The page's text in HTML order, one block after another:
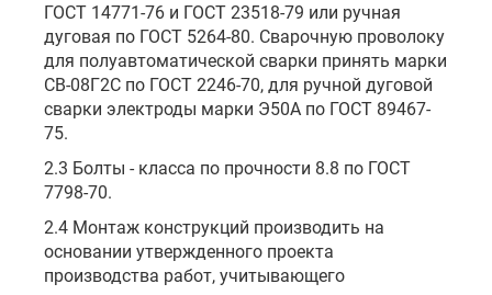
ГОСТ 14771-76 и ГОСТ 23518-79 или ручная
дуговая по ГОСТ 5264-80. Сварочную проволоку
для полуавтоматической сварки принять марки
СВ-08Г2С по ГОСТ 2246-70, для ручной дуговой
сварки электроды марки Э50А по ГОСТ 89467-
75.
2.3 Болты - класса по прочности 8.8 по ГОСТ
7798-70.
2.4 Монтаж конструкций производить на
основании утвержденного проекта
производства работ, учитывающего